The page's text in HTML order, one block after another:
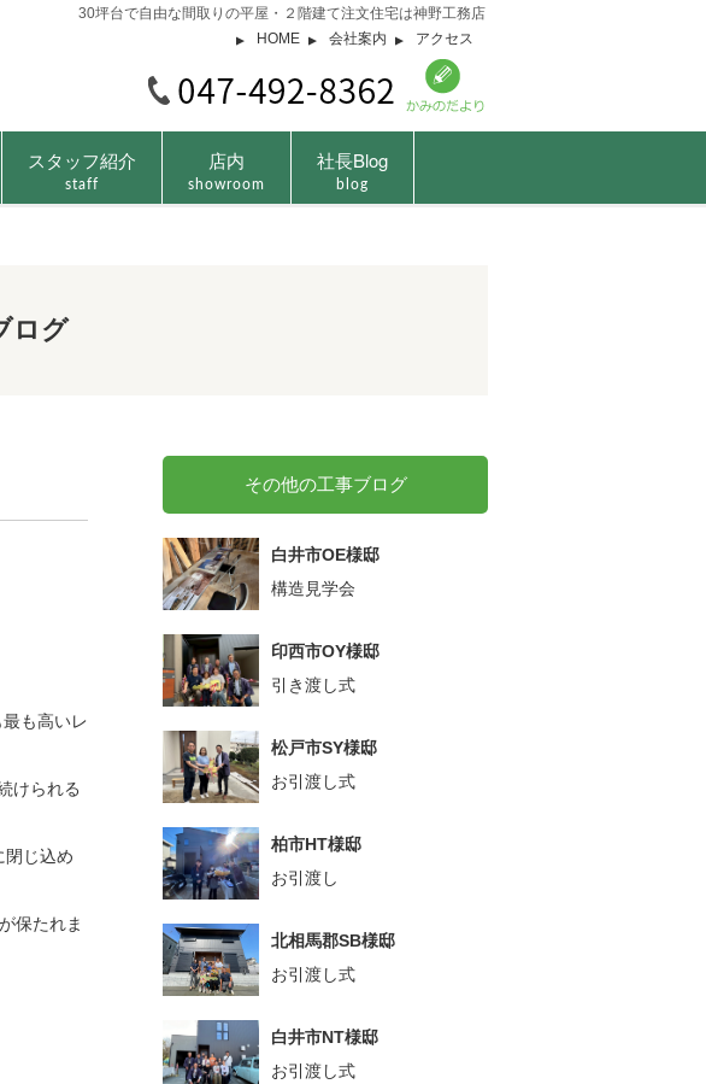
30坪台で自由な間取りの平屋・２階建て注文住宅は神野工務店
HOME
会社案内 アクセス
スタッフ紹介
staff
店内
showroom
社長Blog
blog
ログ
も高いレ
けられる
閉じ込め
保たれま
その他の工事ブログ
白井市OE様邸
構造見学会
印西市OY様邸
引き渡し式
松戸市SY様邸
お引渡し式
柏市HT様邸
お引渡し
北相馬郡SB様邸
お引渡し式
白井市NT様邸
お引渡し式